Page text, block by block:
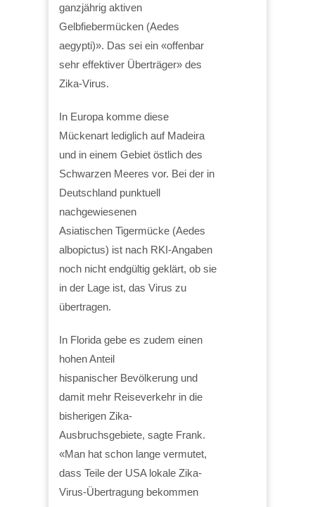
ganzjährig aktiven
Gelbfiebermücken (Aedes
aegypti)». Das sei ein «offenbar
sehr effektiver Überträger» des
Zika-Virus.
In Europa komme diese
Mückenart lediglich auf Madeira
und in einem Gebiet östlich des
Schwarzen Meeres vor. Bei der in
Deutschland punktuell
nachgewiesenen
Asiatischen Tigermücke (Aedes
albopictus) ist nach RKI-Angaben
noch nicht endgültig geklärt, ob sie
in der Lage ist, das Virus zu
übertragen.
In Florida gebe es zudem einen
hohen Anteil
hispanischer Bevölkerung und
damit mehr Reiseverkehr in die
bisherigen Zika-
Ausbruchsgebiete, sagte Frank.
«Man hat schon lange vermutet,
dass Teile der USA lokale Zika-
Virus-Übertragung bekommen